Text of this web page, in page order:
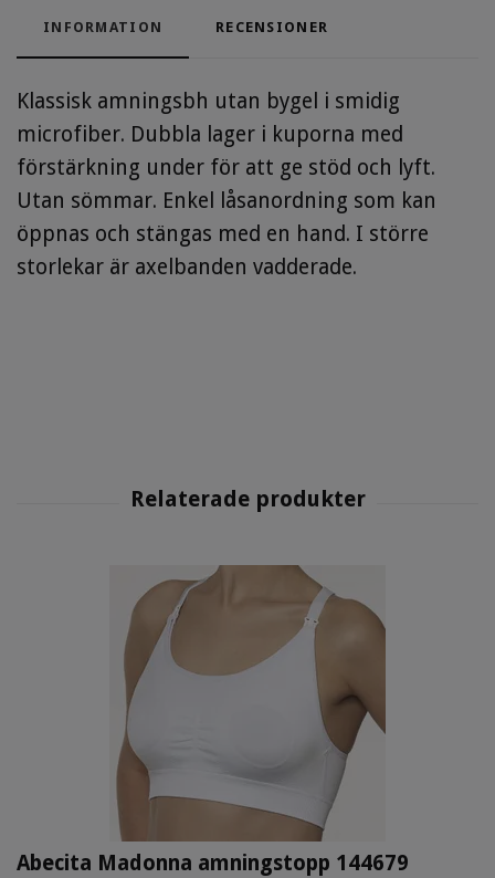
INFORMATION RECENSIONER
Klassisk amningsbh utan bygel i smidig
microfiber. Dubbla lager i kuporna med
förstärkning under för att ge stöd och lyft.
Utan sömmar. Enkel låsanordning som kan
öppnas och stängas med en hand. I större
storlekar är axelbanden vadderade.
Abecita Madonna amningstopp 144679